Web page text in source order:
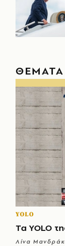
ΘΕΜΑΤΑ
YOLO
Τα YOLO
Λίνα